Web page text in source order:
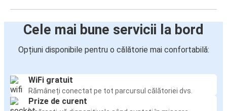
Cele mai bune servicii la bord
Opțiuni disponibile pentru o călătorie mai confortabilă:
WiFi gratuit
Rămâneți conectat pe tot parcursul călătoriei dvs.
Prize de curent